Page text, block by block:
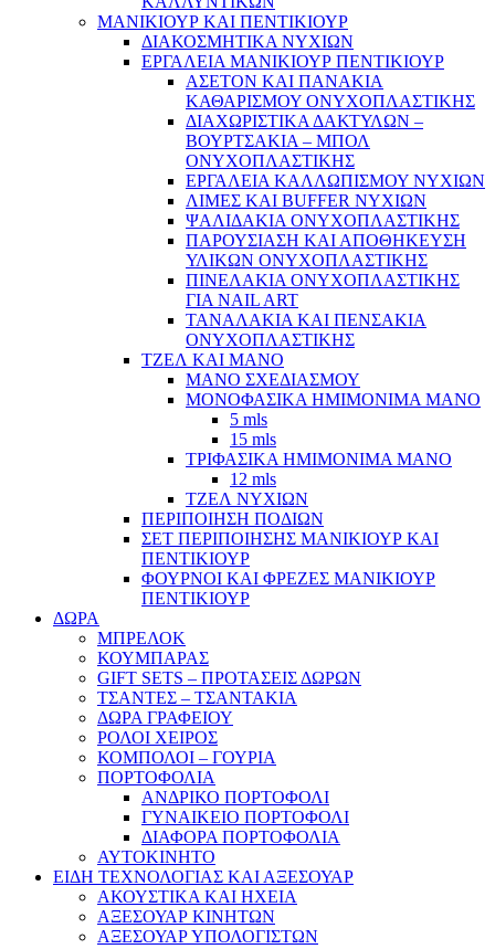
ΜΑΝΙΚΙΟΥΡ ΚΑΙ ΠΕΝΤΙΚΙΟΥΡ
ΔΙΑΚΟΣΜΗΤΙΚΑ ΝΥΧΙΩΝ
ΕΡΓΑΛΕΙΑ ΜΑΝΙΚΙΟΥΡ ΠΕΝΤΙΚΙΟΥΡ
ΑΣΕΤΟΝ ΚΑΙ ΠΑΝΑΚΙΑ
ΚΑΘΑΡΙΣΜΟΥ ΟΝΥΧΟΠΛΑΣΤΙΚΗΣ
ΔΙΑΧΩΡΙΣΤΙΚΑ ΔΑΚΤΥΛΩΝ –
ΒΟΥΡΤΣΑΚΙΑ – ΜΠΟΛ
ΟΝΥΧΟΠΛΑΣΤΙΚΗΣ
ΕΡΓΑΛΕΙΑ ΚΑΛΛΩΠΙΣΜΟΥ ΝΥΧΙΩΝ
ΛΙΜΕΣ ΚΑΙ BUFFER ΝΥΧΙΩΝ
ΨΑΛΙΔΑΚΙΑ ΟΝΥΧΟΠΛΑΣΤΙΚΗΣ
ΠΑΡΟΥΣΙΑΣΗ ΚΑΙ ΑΠΟΘΗΚΕΥΣΗ
ΥΛΙΚΩΝ ΟΝΥΧΟΠΛΑΣΤΙΚΗΣ
ΠΙΝΕΛΑΚΙΑ ΟΝΥΧΟΠΛΑΣΤΙΚΗΣ
ΓΙΑ NAIL ART
ΤΑΝΑΛΑΚΙΑ ΚΑΙ ΠΕΝΣΑΚΙΑ
ΟΝΥΧΟΠΛΑΣΤΙΚΗΣ
ΤΖΕΛ ΚΑΙ ΜΑΝΟ
ΜΑΝΟ ΣΧΕΔΙΑΣΜΟΥ
ΜΟΝΟΦΑΣΙΚΑ ΗΜΙΜΟΝΙΜΑ ΜΑΝΟ
5 mls
15 mls
ΤΡΙΦΑΣΙΚΑ ΗΜΙΜΟΝΙΜΑ ΜΑΝΟ
12 mls
ΤΖΕΛ ΝΥΧΙΩΝ
ΠΕΡΙΠΟΙΗΣΗ ΠΟΔΙΩΝ
ΣΕΤ ΠΕΡΙΠΟΙΗΣΗΣ ΜΑΝΙΚΙΟΥΡ ΚΑΙ
ΠΕΝΤΙΚΙΟΥΡ
ΦΟΥΡΝΟΙ ΚΑΙ ΦΡΕΖΕΣ ΜΑΝΙΚΙΟΥΡ
ΠΕΝΤΙΚΙΟΥΡ
ΔΩΡΑ
ΜΠΡΕΛΟΚ
ΚΟΥΜΠΑΡΑΣ
GIFT SETS – ΠΡΟΤΑΣΕΙΣ ΔΩΡΩΝ
ΤΣΑΝΤΕΣ – ΤΣΑΝΤΑΚΙΑ
ΔΩΡΑ ΓΡΑΦΕΙΟΥ
ΡΟΛΟΙ ΧΕΙΡΟΣ
ΚΟΜΠΟΛΟΙ – ΓΟΥΡΙΑ
ΠΟΡΤΟΦΟΛΙΑ
ΑΝΔΡΙΚΟ ΠΟΡΤΟΦΟΛΙ
ΓΥΝΑΙΚΕΙΟ ΠΟΡΤΟΦΟΛΙ
ΔΙΑΦΟΡΑ ΠΟΡΤΟΦΟΛΙΑ
ΑΥΤΟΚΙΝΗΤΟ
ΕΙΔΗ ΤΕΧΝΟΛΟΓΙΑΣ ΚΑΙ ΑΞΕΣΟΥΑΡ
ΑΚΟΥΣΤΙΚΑ ΚΑΙ ΗΧΕΙΑ
ΑΞΕΣΟΥΑΡ ΚΙΝΗΤΩΝ
ΑΞΕΣΟΥΑΡ ΥΠΟΛΟΓΙΣΤΩΝ